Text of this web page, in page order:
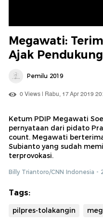
Megawati:
Ajak
Pemilu 2019
0 Views | Rabu, 17 Apr 2019
Ketum PDIP Megawati
pernyataan dari pidato
count. Megawati
Subianto yang sudah
terprovokasi.
Billy Triantoro/CNN Indonesia -
Tags:
pilpres-tolakangin